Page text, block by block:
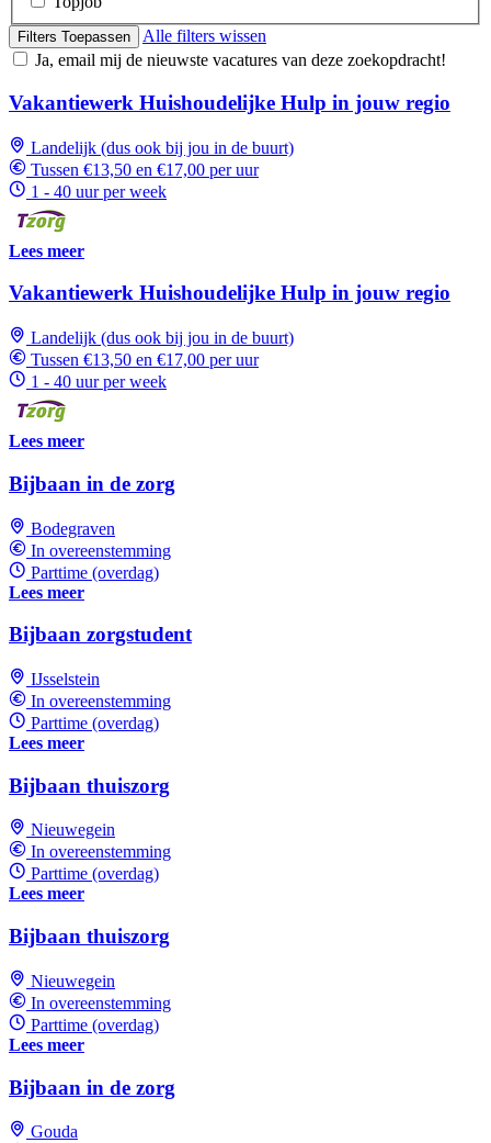
Filters Toepassen
Alle filters wissen
Ja, email mij de nieuwste vacatures van deze zoekopdracht!
Vakantiewerk Huishoudelijke Hulp in jouw regio
Landelijk (dus ook bij jou in de buurt)
Tussen €13,50 en €17,00 per uur
1 - 40 uur per week
Lees meer
Vakantiewerk Huishoudelijke Hulp in jouw regio
Landelijk (dus ook bij jou in de buurt)
Tussen €13,50 en €17,00 per uur
1 - 40 uur per week
Lees meer
Bijbaan in de zorg
Bodegraven
In overeenstemming
Parttime (overdag)
Lees meer
Bijbaan zorgstudent
IJsselstein
In overeenstemming
Parttime (overdag)
Lees meer
Bijbaan thuiszorg
Nieuwegein
In overeenstemming
Parttime (overdag)
Lees meer
Bijbaan thuiszorg
Nieuwegein
In overeenstemming
Parttime (overdag)
Lees meer
Bijbaan in de zorg
Gouda